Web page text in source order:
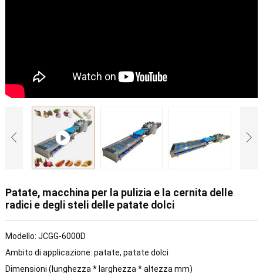
Patate, macchina per la pulizia e la cernita delle
radici e degli steli delle patate dolci
Modello: JCGG-6000D
Ambito di applicazione: patate, patate dolci
Dimensioni (lunghezza * larghezza * altezza mm)